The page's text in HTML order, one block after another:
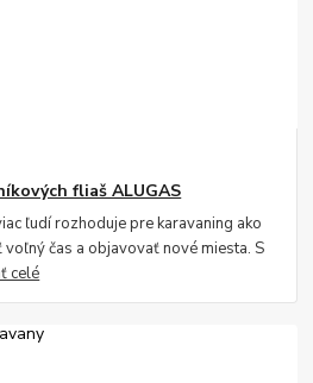
fliaš ALUGAS
ľudí rozhoduje pre karavaning ako
čas a objavovať nové miesta. S
celé